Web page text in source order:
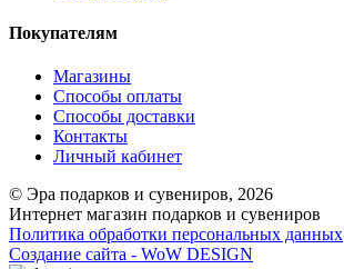
Покупателям
Магазины
Способы оплаты
Способы доставки
Контакты
Личный кабинет
© Эра подарков и сувениров, 2026
Интернет магазин подарков и сувениров
Политика обработки персональных данных
Создание сайта - WoW DESIGN